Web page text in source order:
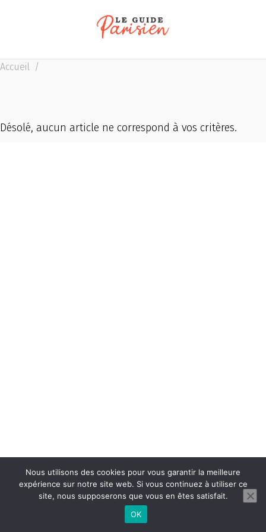
Accueil /
Désolé, aucun article ne correspond à vos critères.
Nous utilisons des cookies pour vous garantir la meilleure
expérience sur notre site web. Si vous continuez à utiliser ce
site, nous supposerons que vous en êtes satisfait.
OK